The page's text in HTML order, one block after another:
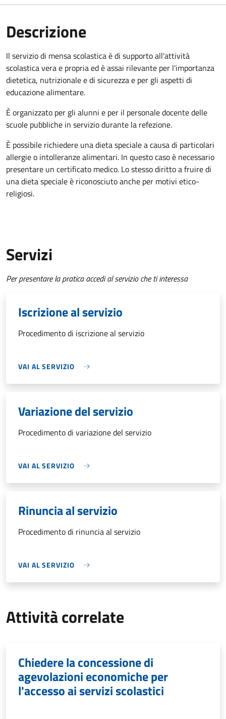
Descrizione
Il servizio di mensa scolastica è di supporto all'attività
scolastica vera e propria ed è assai rilevante per l'importanza
dietetica, nutrizionale e di sicurezza e per gli aspetti di
educazione alimentare.
È organizzato per gli alunni e per il personale docente delle
scuole pubbliche in servizio durante la refezione.
È possibile richiedere una dieta speciale a causa di particolari
allergie o intolleranze alimentari. In questo caso è necessario
presentare un certificato medico. Lo stesso diritto a fruire di
una dieta speciale è riconosciuto anche per motivi etico-
religiosi.
Servizi
Per presentare la pratica accedi al servizio che ti interessa
Iscrizione al servizio
Procedimento di iscrizione al servizio
VAI AL SERVIZIO
Variazione del servizio
Procedimento di variazione del servizio
VAI AL SERVIZIO
Rinuncia al servizio
Procedimento di rinuncia al servizio
VAI AL SERVIZIO
Attività correlate
Chiedere la concessione di
agevolazioni economiche per
l'accesso ai servizi scolastici